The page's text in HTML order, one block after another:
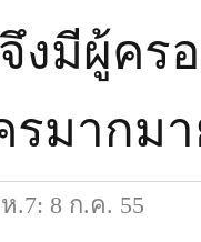
งมีผู้ค
รมากม
.7: 8 ก.ค. 55